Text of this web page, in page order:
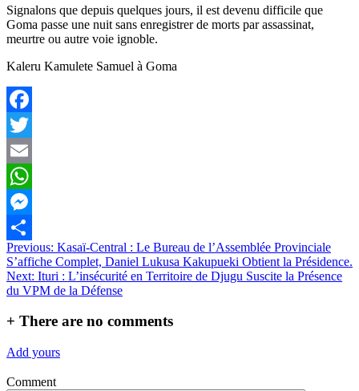
Signalons que depuis quelques jours, il est devenu difficile que
Goma passe une nuit sans enregistrer de morts par assassinat,
meurtre ou autre voie ignoble.
Kaleru Kamulete Samuel à Goma
Facebook
Twitter
Email
WhatsApp
Messenger
Partager
Navigation
de
l’article
Previous: Kasaï-Central : Le Bureau de l’Assemblée Provinciale
S’affiche Complet, Daniel Lukusa Kakupueki Obtient la Présidence.
Next: Ituri : L’insécurité en Territoire de Djugu Suscite la Présence
du VPM de la Défense
+ There are no comments
Add yours
Comment